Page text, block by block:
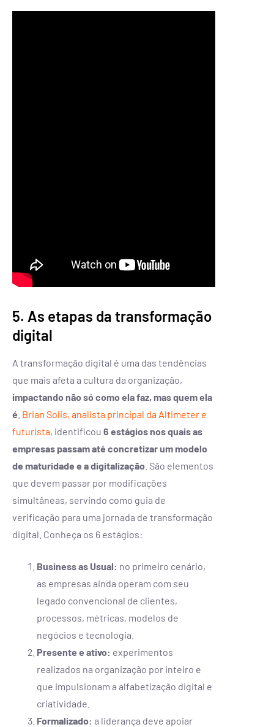
5. As etapas da transformação
digital
A transformação digital é uma das tendências
que mais afeta a cultura da organização,
impactando não só como ela faz, mas quem ela
é Brian Solis, analista principal da Altimeter e
futurista, identificou 6 estágios nos quais as
empresas passam até concretizar um modelo
de maturidade e a digitalização . São elementos
que devem passar por modificações
simultâneas, servindo como guia de
verificação para uma jornada de transformação
digital. Conheça os 6 estágios:
Business as Usual: no primeiro cenário,
as empresas ainda operam com seu
legado convencional de clientes,
processos, métricas, modelos de
negócios e tecnologia.
Presente e ativo: experimentos
realizados na organização por inteiro e
que impulsionam a alfabetização digital e
criatividade.
Formalizado: a liderança deve apoiar